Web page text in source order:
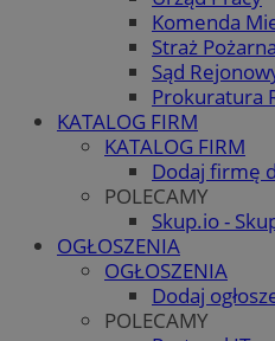
Komenda
Straż Pożarna
Sąd
Prokuratura
KATALOG FIRM
KATALOG FIRM
Dodaj firmę
POLECAMY
Skup.io -
OGŁOSZENIA
OGŁOSZENIA
Dodaj
POLECAMY